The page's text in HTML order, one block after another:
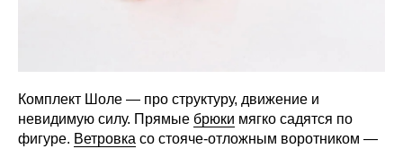
Комплект Шоле — про структуру, движение и
невидимую силу. Прямые брюки мягко садятся по
фигуре. Ветровка со стояче-отложным воротником —